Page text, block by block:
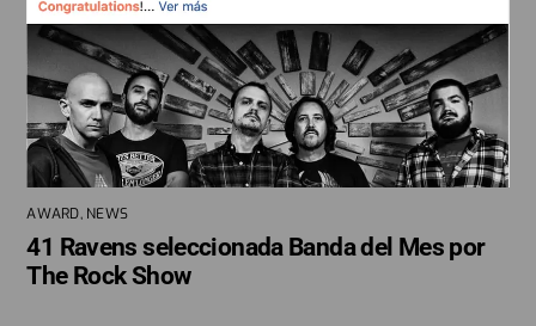
AWARD, NEWS
41 Ravens seleccionada Banda del Mes por
The Rock Show